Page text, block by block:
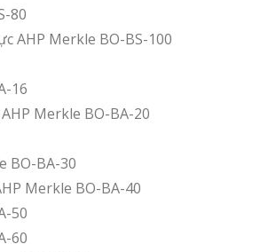
80
AHP Merkle BO-BS-100
16
Merkle BO-BA-20
BO-BA-30
Merkle BO-BA-40
50
60